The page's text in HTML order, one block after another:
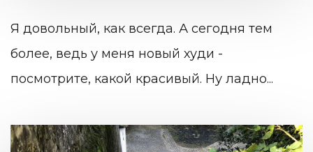
Я довольный, как всегда. А сегодня тем
более, ведь у меня новый худи -
посмотрите, какой красивый. Ну ладно...